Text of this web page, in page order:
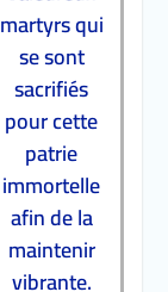
martyrs qui
se sont
sacrifiés
pour cette
patrie
immortelle
afin de la
maintenir
vibrante.